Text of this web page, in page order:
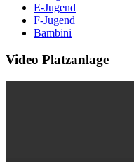
E-Jugend
F-Jugend
Bambini
Video Platzanlage